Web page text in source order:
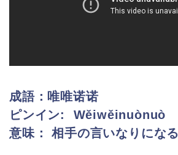
成語：唯唯诺诺
ピンイン: Wěiwěinuònuò
意味： 相手の言いなりになる